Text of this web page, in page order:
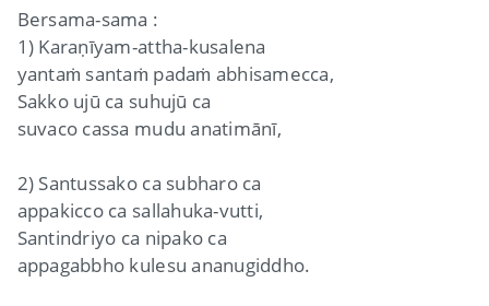
Bersama-sama :
1) Karaṇīyam-attha-kusalena
yantaṁ santaṁ padaṁ abhisamecca,
Sakko ujū ca suhujū ca
suvaco cassa mudu anatimānī,
2) Santussako ca subharo ca
appakicco ca sallahuka-vutti,
Santindriyo ca nipako ca
appagabbho kulesu ananugiddho.